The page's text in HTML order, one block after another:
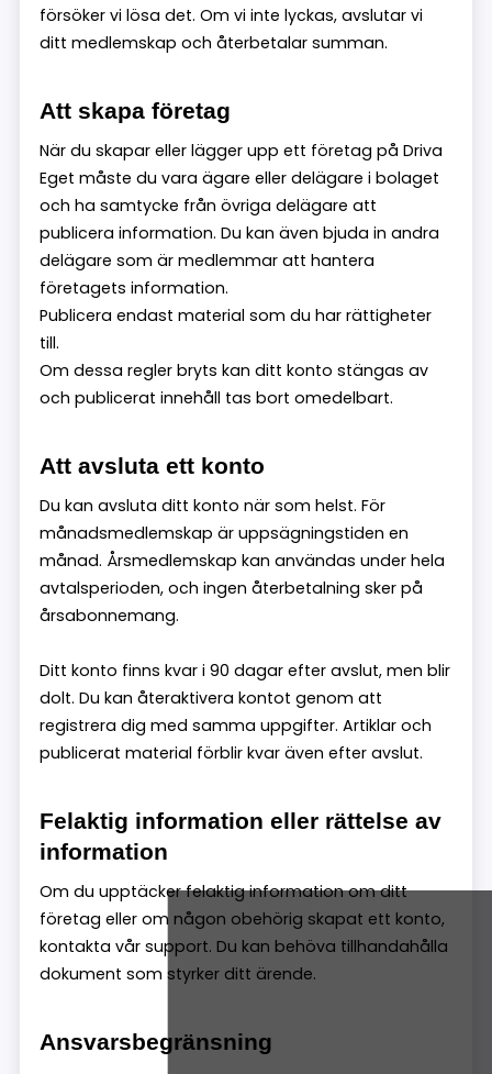
försöker vi lösa det. Om vi inte lyckas, avslutar vi
ditt medlemskap och återbetalar summan.
Att skapa företag
När du skapar eller lägger upp ett företag på Driva
Eget måste du vara ägare eller delägare i bolaget
och ha samtycke från övriga delägare att
publicera information. Du kan även bjuda in andra
delägare som är medlemmar att hantera
företagets information.
Publicera endast material som du har rättigheter
till.
Om dessa regler bryts kan ditt konto stängas av
och publicerat innehåll tas bort omedelbart.
Att avsluta ett konto
Du kan avsluta ditt konto när som helst. För
månadsmedlemskap är uppsägningstiden en
månad. Årsmedlemskap kan användas under hela
avtalsperioden, och ingen återbetalning sker på
årsabonnemang.
Ditt konto finns kvar i 90 dagar efter avslut, men blir
dolt. Du kan återaktivera kontot genom att
registrera dig med samma uppgifter. Artiklar och
publicerat material förblir kvar även efter avslut.
Felaktig information eller rättelse av
information
Om du upptäcker felaktig information om ditt
företag eller om någon obehörig skapat ett konto,
kontakta vår support. Du kan behöva tillhandahålla
dokument som styrker ditt ärende.
Ansvarsbegränsning